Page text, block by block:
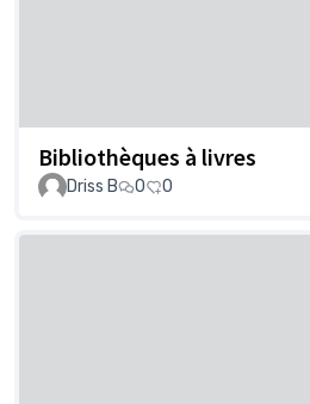
Bibliothèques à livres
Driss B
0 0